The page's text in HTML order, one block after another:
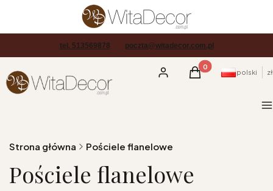
tel. 513569878 poczta@witadecor.com.pl
Zaloguj sięProdukty w
Koszyk polski zł
Strona główna Pościele flanelowe
Pościele flanelowe